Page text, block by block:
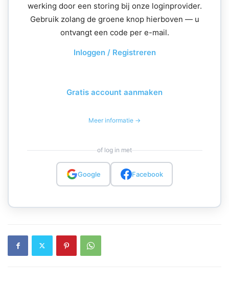
werking door een storing bij onze loginprovider.
Gebruik zolang de groene knop hierboven — u
ontvangt een code per e-mail.
Inloggen / Registreren
Gratis account aanmaken
Meer informatie →
of log in met
Google Facebook